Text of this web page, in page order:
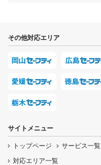
その他対応エリア
サイトメニュー
トップページ サービス一覧
対応エリア一覧